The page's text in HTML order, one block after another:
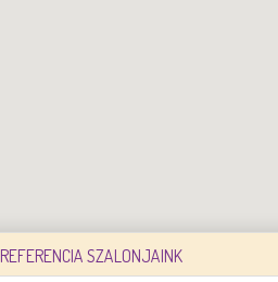
REFERENCIA SZALONJAINK